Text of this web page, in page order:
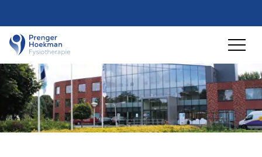
Lettergrootte
Lettergrootte
Hoog